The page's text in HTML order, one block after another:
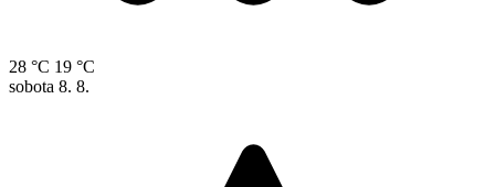
28 °C 19 °C
sobota 8. 8.